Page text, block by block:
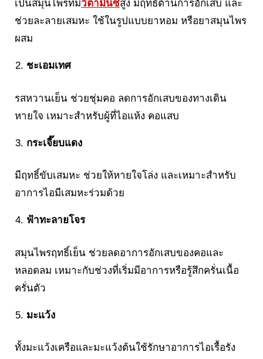
เป็นสมุนไพรที่มีวิตามินซีสูง มีฤทธิ์ต้านการอักเสบ และ
ช่วยละลายเสมหะ ใช้ในรูปแบบยาหอม หรือยาสมุนไพร
ผสม
ชะเอมเทศ
รสหวานเย็น ช่วยชุ่มคอ ลดการอักเสบของทางเดิน
หายใจ เหมาะสำหรับผู้ที่ไอแห้ง คอแสบ
กระเจี๊ยบแดง
มีฤทธิ์ขับเสมหะ ช่วยให้หายใจโล่ง และเหมาะสำหรับ
อาการไอมีเสมหะร่วมด้วย
ฟ้าทะลายโจร
สมุนไพรฤทธิ์เย็น ช่วยลดอาการอักเสบของคอและ
หลอดลม เหมาะกับช่วงที่เริ่มมีอาการหรือรู้สึกครั่นเนื้อ
ครั่นตัว
มะแว้ง
ทั้งมะแว้งเครือและมะแว้งต้นใช้รักษาอาการไอเรื้อรัง